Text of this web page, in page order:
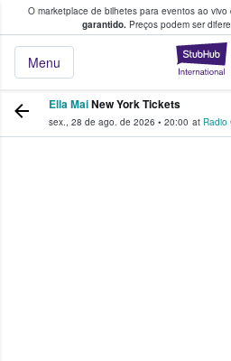
O marketplace de bilhetes para eventos ao vivo
garantido.Preços podem ser
Menu
fãs compram e
Ella MaiNew York Tickets
sex., 28 de ago. de 2026 • 20:00 at Radio